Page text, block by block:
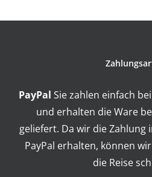
PayPal Sie zahlen einfach
und erhalten die Ware
geliefert. Da wir die Zahlung
PayPal erhalten, können
die Reise